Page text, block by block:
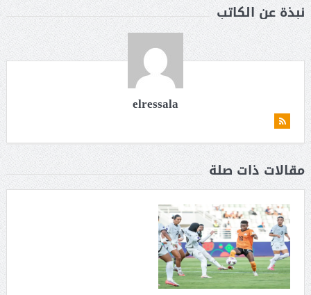
نبذة عن الكاتب
elressala
مقالات ذات صلة